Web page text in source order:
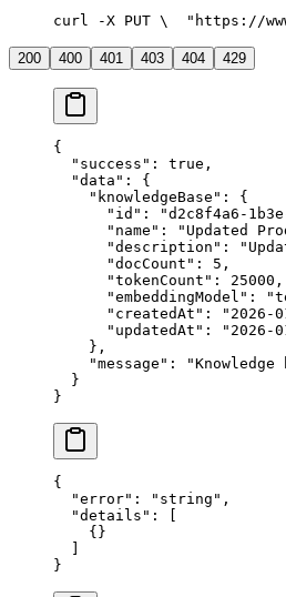
curl -X PUT \
"https://
200 400 401 403 404 429
{
  "success"
: true ,
  "data"
: {
    "knowledgeBase"
: {
      "id"
:
"d2c8f4a6-
      "name"
: "Updated
      "description"
:
      "docCount"
: 5 ,
      "tokenCount"
: 25000 ,
      "embeddingModel"
:
      "createdAt"
: "2026-
      "updatedAt"
:
"2026-
    },
    "message"
:
  }
}
{
  "error"
: "string" ,
  "details"
: [
    {}
  ]
}